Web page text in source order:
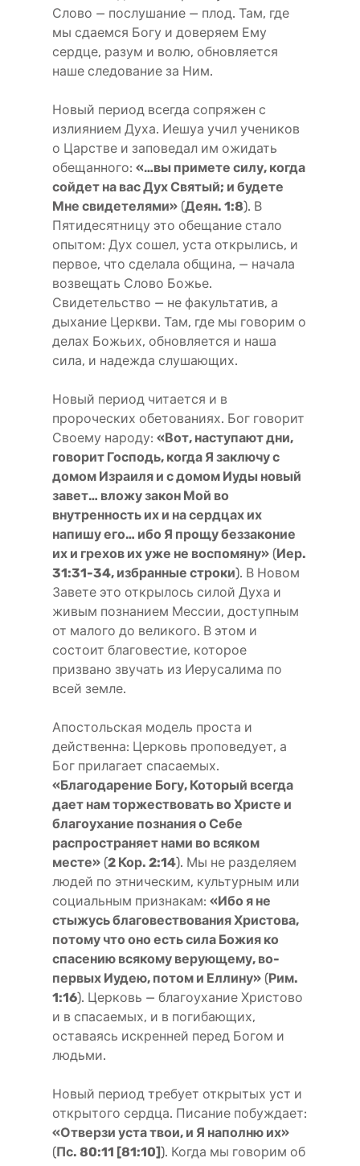
Слово — послушание — плод. Там, где
мы сдаемся Богу и доверяем Ему
сердце, разум и волю, обновляется
наше следование за Ним.
Новый период всегда сопряжен с
излиянием Духа. Иешуа учил учеников
о Царстве и заповедал им ожидать
обещанного: «…вы примете силу, когда
сойдет на вас Дух Святый; и будете
Мне свидетелями» (Деян. 1:8). В
Пятидесятницу это обещание стало
опытом: Дух сошел, уста открылись, и
первое, что сделала община, — начала
возвещать Слово Божье.
Свидетельство — не факультатив, а
дыхание Церкви. Там, где мы говорим о
делах Божьих, обновляется и наша
сила, и надежда слушающих.
Новый период читается и в
пророческих обетованиях. Бог говорит
Своему народу: «Вот, наступают дни,
говорит Господь, когда Я заключу с
домом Израиля и с домом Иуды новый
завет… вложу закон Мой во
внутренность их и на сердцах их
напишу его… ибо Я прощу беззаконие
их и грехов их уже не воспомяну» (Иер.
31:31-34, избранные строки). В Новом
Завете это открылось силой Духа и
живым познанием Мессии, доступным
от малого до великого. В этом и
состоит благовестие, которое
призвано звучать из Иерусалима по
всей земле.
Апостольская модель проста и
действенна: Церковь проповедует, а
Бог прилагает спасаемых.
«Благодарение Богу, Который всегда
дает нам торжествовать во Христе и
благоухание познания о Себе
распространяет нами во всяком
месте» (2 Кор. 2:14). Мы не разделяем
людей по этническим, культурным или
социальным признакам: «Ибо я не
стыжусь благовествования Христова,
потому что оно есть сила Божия ко
спасению всякому верующему, во-
первых Иудею, потом и Еллину» (Рим.
1:16). Церковь — благоухание Христово
и в спасаемых, и в погибающих,
оставаясь искренней перед Богом и
людьми.
Новый период требует открытых уст и
открытого сердца. Писание побуждает:
«Отверзи уста твои, и Я наполню их»
(Пс. 80:11 [81:10]). Когда мы говорим об